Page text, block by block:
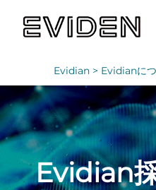
Evidian > Evidianに
Evidian